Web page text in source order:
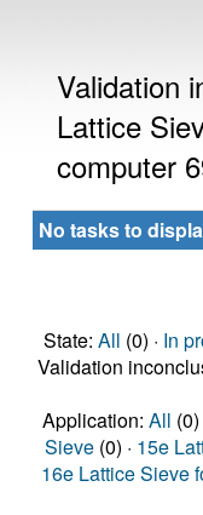
Validation
Lattice
computer
No tasks to
State: All (0) · In
Validation
Application: All (0)
Sieve (0) · 15e
16e Lattice Sieve